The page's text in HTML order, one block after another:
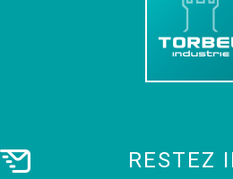
RESTEZ